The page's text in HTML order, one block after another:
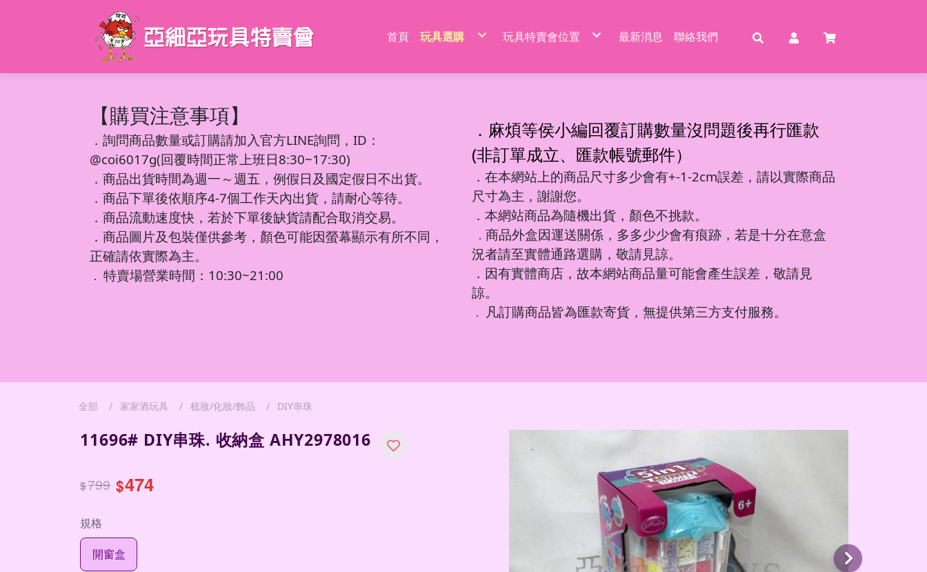
首頁 玩具選購
吊排/紙卡
包K/PVC袋
萬聖/聖誕
節慶商品
餐具/廚具/仿真食物
切切樂/仿真食物
餐具/廚具
收銀機/超市購物
森林家族
娃娃/芭比娃娃
梳妝/化妝/飾品
DIY飾品/配件/魔法棒
化妝台/梳妝台
清掃/衛浴玩具/家電
城堡/別墅/房屋
吹泡泡玩具
泡泡機
沙灘玩具
互動/戶外/運動類/對戰/競技
互動/戶外玩具
車/飛機玩具
消防系列
停車場/軌道車
多美小汽車
模型/合金車
釣釣樂/捏捏樂
迷你特工/恐龍特工/動畫
彩泥/史萊姆
帳篷/球/氣球
帳篷
彈力球/充氣球
音樂玩具
電話造型
恐龍系列
恐龍蛋
銅板價玩具
中華超人/布魯可/假面
驚喜盒/盲盒/洞洞樂/考古
認知模型
射擊玩具
軟彈槍
水槍
聲光槍
弓箭
水彈槍
飛鏢/鏢靶
百元內益智玩具
球台遊戲/地鼠機
魔方/魔尺
棋類/撲克牌/卡牌遊戲
桌遊
益智教學
遊戲機/方塊遊戲
多面遊戲盒
搖鈴/床鈴
學步車/搖椅
洗澡玩具
嬰兒學習用品
電動童車/摩托車
滑行車/助步車
三輪車/扭扭車
溜滑梯/充氣跳跳/搖搖馬
益智積木
軌道滾珠積木/螺絲釘積木
大顆粒主題積木
軍事/太空積木
陸軍
太空/星際積木
摩托車積木
警察/民航系列
主題積木
海盜/中古系列
泰迪/暴力/可愛熊
街景積木
日式街景植物造型
歷史/三國/水滸傳
積木桌/底板
文具用品類
學習用品
削筆器
修正系列
DIY勞作/手作
著色本/沙畫
貼紙/安靜書
咕卡/火漆/奶油膠
螢光筆/馬克筆
鉛筆/自動鉛筆
圓珠筆
紙類/本
線圈本
鎖本/密碼本
素描本/畫圖本
套裝組
遙控車
遙控動物/昆蟲
廚房用品
洗碗布/菜瓜布
風扇/電扇
泡澡球/沐浴球
鑰匙扣/掛件/擺件
玩具特賣會位置
台中南屯玩具批發特賣
最新消息 聯絡我們
【購買注意事項】
． 詢問商品數量或訂購請加入官方LINE詢問，ID：
@coi6017g(回覆時間正常上班日8:30~17:30)
．商品出貨時間為週一～週五，例假日及國定假日不出貨。
．商品下單後依順序4-7個工作天內出貨，請耐心等待。
．商品流動速度快，若於下單後缺貨請配合取消交易。
．商品圖片及包裝僅供參考，顏色可能因螢幕顯示有所不同，
正確請依實際為主。
． 特賣場營業時間：10:30~21:00
．麻煩等侯小編回覆訂購數量沒問題後再行匯款
(非訂單成立、匯款帳號郵件）
．在本網站上的商品尺寸多少會有+-1-2cm誤差，請以實際商品
尺寸為主，謝謝您。
．本網站商品為隨機出貨，顏色不挑款。
． 商品外盒因運送關係，多多少少會有痕跡，若是十分在意盒
況者請至實體通路選購，敬請見諒。
．因有實體商店，故本網站商品量可能會產生誤差，敬請見
諒。
． 凡訂購商品皆為匯款寄貨，無提供第三方支付服務。
11696# DIY串珠. 收納盒 AHY2978016
$799 $474
規格
開窗盒
全部 家家酒玩具 梳妝/化妝/飾品 DIY串珠